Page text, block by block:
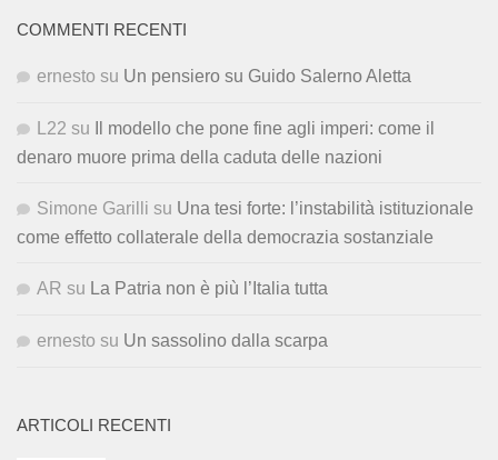
COMMENTI RECENTI
ernesto su Un pensiero su Guido Salerno Aletta
L22 su
Il modello che pone fine agli imperi: come il
denaro muore prima della caduta delle nazioni
Simone Garilli su Una tesi forte: l’instabilità istituzionale
come effetto collaterale della democrazia sostanziale
AR su La Patria non è più l’Italia tutta
ernesto su Un sassolino dalla scarpa
ARTICOLI RECENTI